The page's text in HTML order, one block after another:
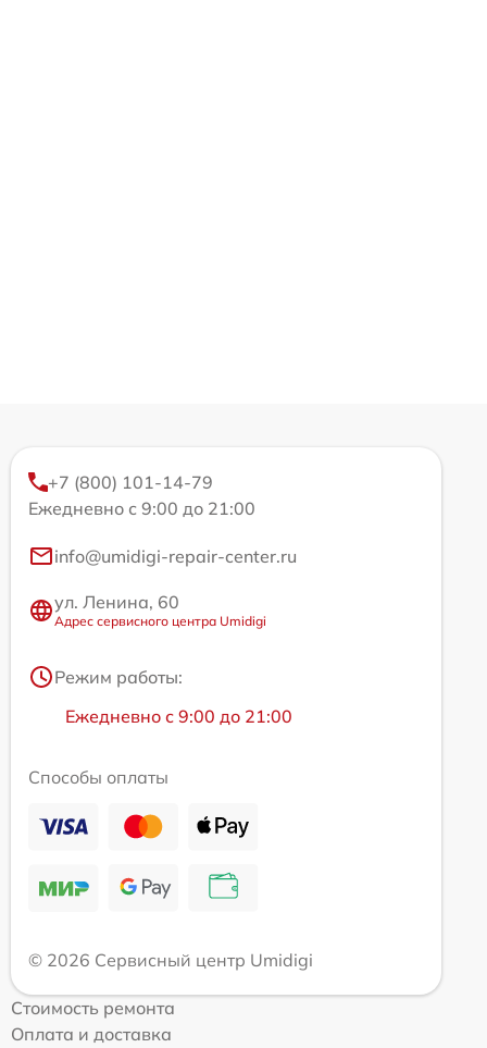
+7 (800) 101-14-79
Ежедневно с 9:00 до 21:00
info@umidigi-repair-center.ru
ул. Ленина, 60
Адрес сервисного центра Umidigi
Режим работы:
Ежедневно с 9:00 до 21:00
Способы оплаты
© 2026 Сервисный центр Umidigi
Стоимость ремонта
Оплата и доставка